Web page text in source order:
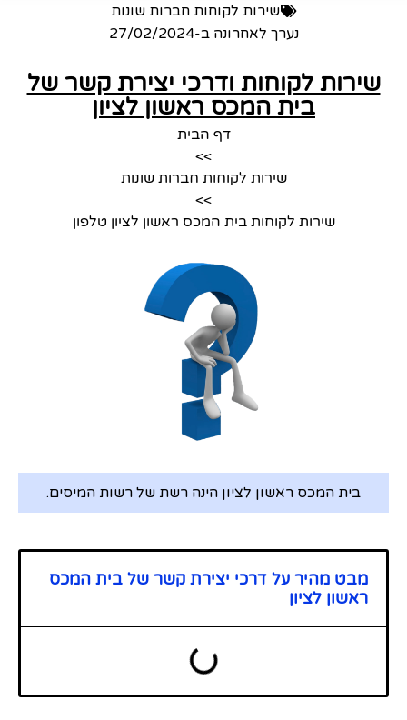
שירות לקוחות חברות שונות
נערך לאחרונה ב-27/02/2024
שירות לקוחות ודרכי יצירת קשר של
בית המכס ראשון לציון
דף הבית
>>
שירות לקוחות חברות שונות
>>
שירות לקוחות בית המכס ראשון לציון טלפון
בית המכס ראשון לציון הינה רשת של רשות המיסים.
מבט מהיר על דרכי יצירת קשר של בית המכס
ראשון לציון